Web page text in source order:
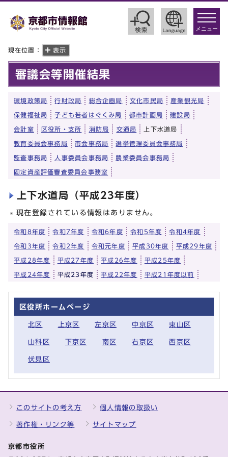
toggle
メニュー
現在位置： 表示
審議会等開催結果
環境政策局 行財政局 総合企画局 文化市民局 産業観光局
保健福祉局 子ども若者はぐくみ局 都市計画局 建設局
会計室 区役所・支所 消防局 交通局 上下水道局
教育委員会事務局 市会事務局 選挙管理委員会事務局
監査事務局 人事委員会事務局 農業委員会事務局
固定資産評価審査委員会事務室
上下水道局（平成23年度）
現在登録されている情報はありません。
令和8年度 令和7年度 令和6年度 令和5年度 令和4年度
令和3年度 令和2年度 令和元年度 平成30年度 平成29年度
平成28年度 平成27年度 平成26年度 平成25年度
平成24年度 平成23年度 平成22年度 平成21年度以前
区役所ホームページ
北区 上京区 左京区 中京区 東山区
山科区 下京区 南区 右京区 西京区
伏見区
このサイトの考え方 個人情報の取扱い
著作権・リンク等 サイトマップ
京都市役所